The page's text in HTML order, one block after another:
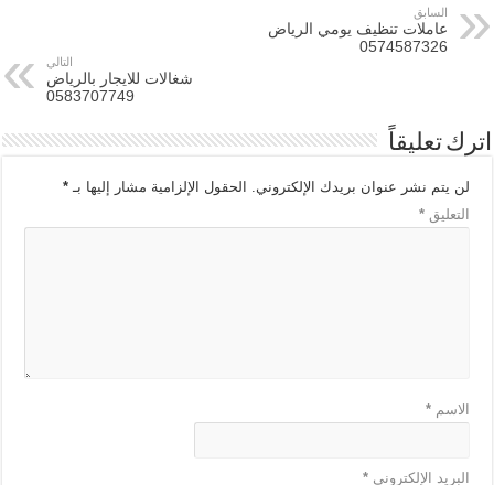
السابق
عاملات تنظيف يومي الرياض
0574587326
التالي
شغالات للايجار بالرياض
0583707749
اترك تعليقاً
لن يتم نشر عنوان بريدك الإلكتروني. الحقول الإلزامية مشار إليها بـ*
التعليق*
الاسم*
البريد الإلكتروني*